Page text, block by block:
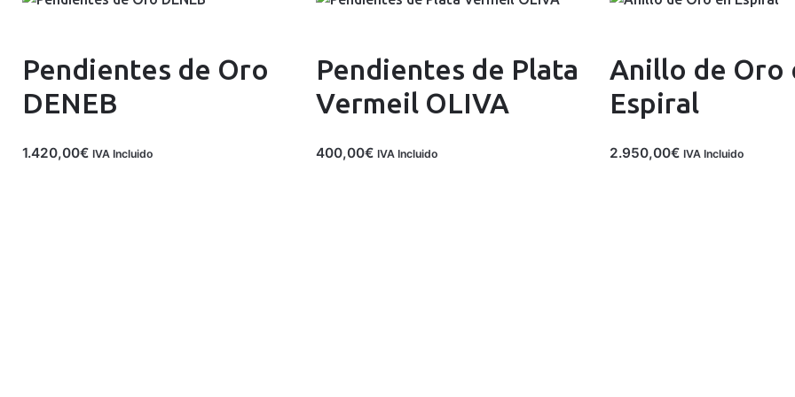
Pendientes de Oro
DENEB
1.420,00€ IVA Incluido
Pendientes de Plata
Vermeil OLIVA
400,00€ IVA Incluido
Anillo de Oro
Espiral
2.950,00€ IVA Incluido